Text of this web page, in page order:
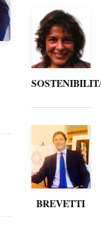
BREVETTI